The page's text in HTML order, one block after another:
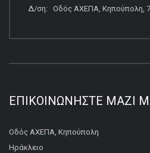
Δ/ση: Οδός ΑΧΕΠΑ, Κηπούπολη,
ΕΠΙΚΟΙΝΩΝΉΣΤΕ ΜΑΖΊ
Οδός ΑΧΕΠΑ, Κηπούπολη
Ηράκλειο